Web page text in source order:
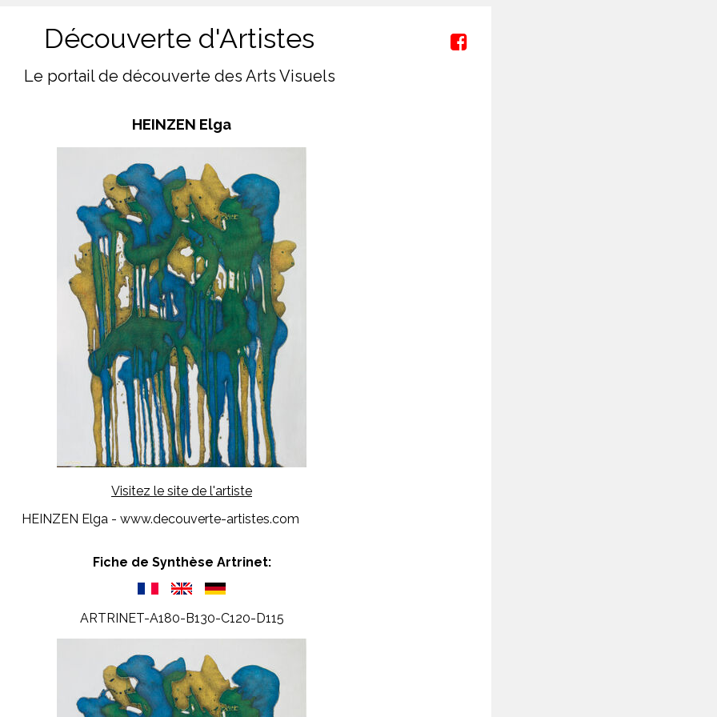
Découverte d'Artistes
Le portail de découverte des Arts Visuels
HEINZEN Elga
Visitez le site de l'artiste
HEINZEN Elga - www.decouverte-artistes.com
Fiche de Synthèse Artrinet:
ARTRINET-A180-B130-C120-D115